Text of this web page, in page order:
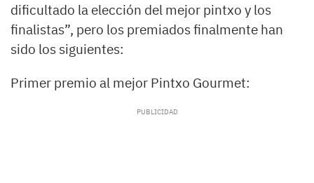
dificultado la elección del mejor pintxo y los
finalistas”, pero los premiados finalmente han
sido los siguientes:
Primer premio al mejor Pintxo Gourmet: